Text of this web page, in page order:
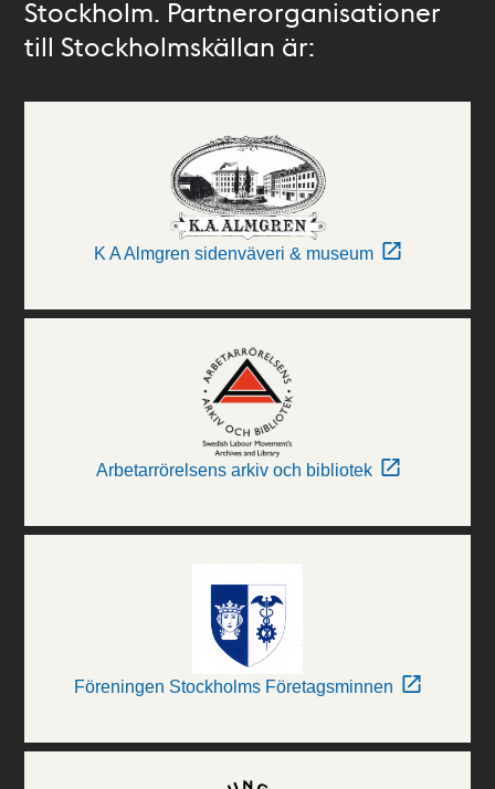
Stockholm. Partnerorganisationer
till Stockholmskällan är:
K A Almgren sidenväveri & museum
Arbetarrörelsens arkiv och bibliotek
Föreningen Stockholms Företagsminnen